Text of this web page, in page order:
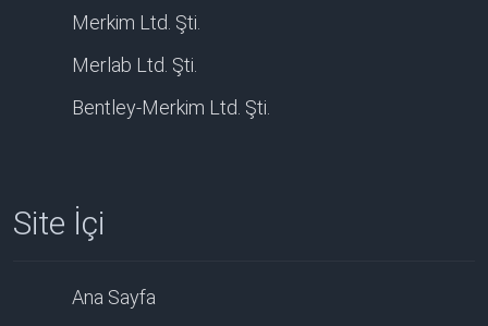
Merkim Ltd. Şti.
Merlab Ltd. Şti.
Bentley-Merkim Ltd. Şti.
Site İçi
Ana Sayfa